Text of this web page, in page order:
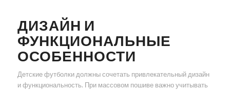
ДИЗАЙН И
ФУНКЦИОНАЛЬНЫЕ
ОСОБЕННОСТИ
Детские футболки должны сочетать привлекательный дизайн
и функциональность. При массовом пошиве важно учитывать